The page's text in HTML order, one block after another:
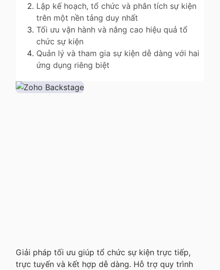
Lập kế hoạch, tổ chức và phân tích sự kiện
trên một nền tảng duy nhất
Tối ưu vận hành và nâng cao hiệu quả tổ
chức sự kiện
Quản lý và tham gia sự kiện dễ dàng với hai
ứng dụng riêng biệt
Giải pháp tối ưu giúp tổ chức sự kiện trực tiếp,
trực tuyến và kết hợp dễ dàng. Hỗ trợ quy trình